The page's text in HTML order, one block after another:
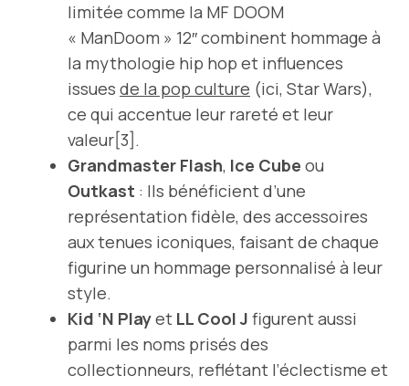
limitée comme la MF DOOM
« ManDoom » 12″ combinent hommage à
la mythologie hip hop et influences
issues de la pop culture (ici, Star Wars),
ce qui accentue leur rareté et leur
valeur[3].
Grandmaster Flash, Ice Cube ou
Outkast : Ils bénéficient d’une
représentation fidèle, des accessoires
aux tenues iconiques, faisant de chaque
figurine un hommage personnalisé à leur
style.
Kid ‘N Playet LL Cool J figurent aussi
parmi les noms prisés des
collectionneurs, reflétant l’éclectisme et